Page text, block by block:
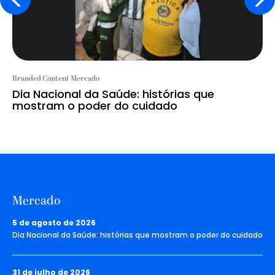
Branded Content Mercado
Dia Nacional da Saúde: histórias que
mostram o poder do cuidado
Mercado
5 de agosto de 2026
Dia Nacional da Saúde: histórias que mostram o poder do cuidado
31 de julho de 2026